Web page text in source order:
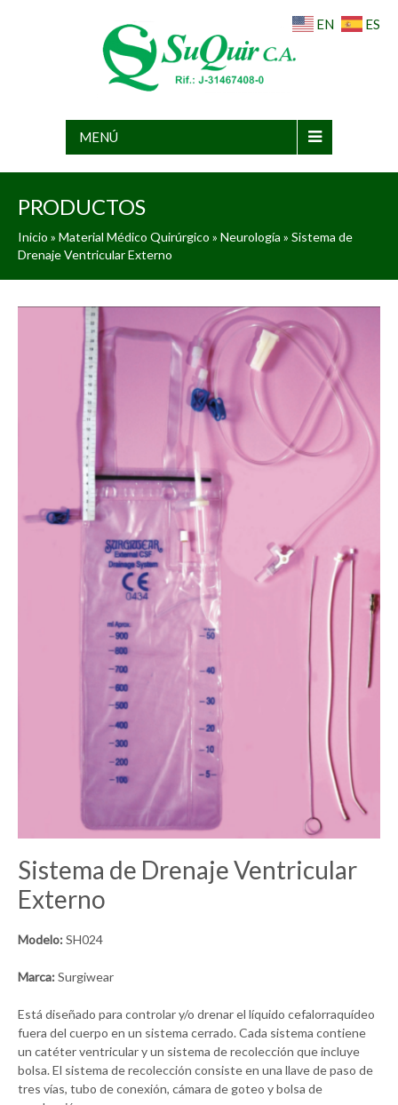
MENÚ
PRODUCTOS
Inicio » Material Médico Quirúrgico » Neurología » Sistema de
Drenaje Ventricular Externo
Sistema de Drenaje Ventricular
Externo
Modelo:SH024
Marca:Surgiwear
Está diseñado para controlar y/o drenar el líquido cefalorraquídeo
fuera del cuerpo en un sistema cerrado. Cada sistema contiene
un catéter ventricular y un sistema de recolección que incluye
bolsa. El sistema de recolección consiste en una llave de paso de
tres vías, tubo de conexión, cámara de goteo y bolsa de
EN ES